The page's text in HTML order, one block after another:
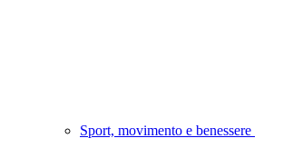
Sport, movimento e benessere